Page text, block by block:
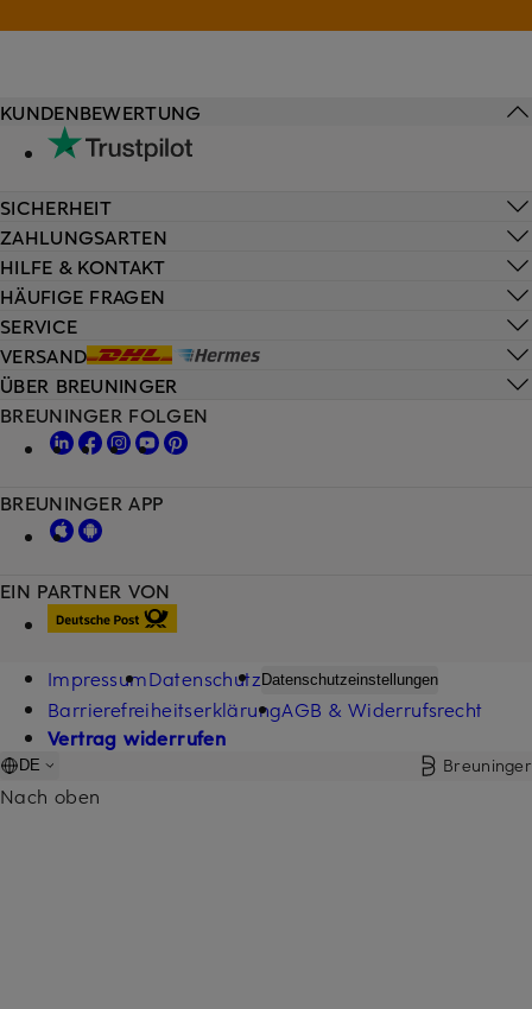
HILFE & KONTAKT
HÄUFIGE FRAGEN
SERVICE
VERSAND
KUNDENBEWERTUNG
SICHERHEIT
ZAHLUNGSARTEN
ÜBER BREUNINGER
EIN PARTNER VON
BREUNINGER FOLGEN
BREUNINGER APP
ImpressumDatenschutz Datenschutzeinstellungen
BarrierefreiheitserklärungAGB & Widerrufsrecht
Vertrag widerrufen
DE Breuninger
Nach oben